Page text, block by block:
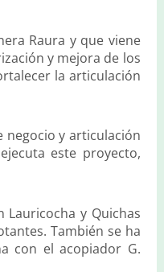
Raura y que viene
y mejora de los
la articulación
negocio y articulación
este proyecto,
y Quichas
También se ha
con el acopiador G.